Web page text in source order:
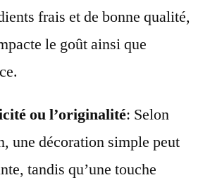
frais et de bonne qualité,
le goût ainsi que
ou l’originalité: Selon
une décoration simple peut
tandis qu’une touche